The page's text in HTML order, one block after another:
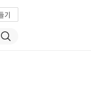
기